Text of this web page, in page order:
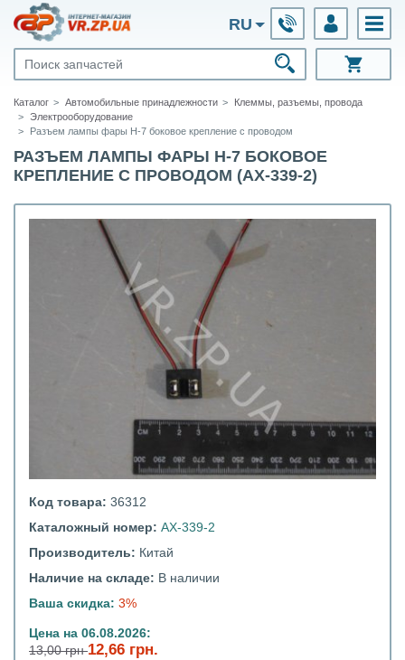
RU
Каталог Автомобильные принадлежности
Клеммы, разъемы, провода
Электрооборудование
Разъем лампы фары Н-7 боковое крепление с проводом
РАЗЪЕМ ЛАМПЫ ФАРЫ Н-7 БОКОВОЕ
КРЕПЛЕНИЕ С ПРОВОДОМ (АХ-339-2)
Код товара: 36312
Каталожный номер: АХ-339-2
Производитель: Китай
Наличие на складе: В наличии
Ваша скидка: 3%
Цена на 06.08.2026:
13,00 грн12,66 грн.